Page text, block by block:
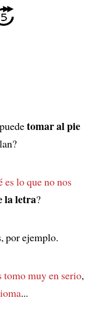
tomar al pie
es lo que no nos
la letra?
por ejemplo.
tomo muy en serio,
...